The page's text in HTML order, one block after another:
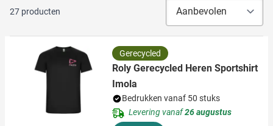
27 producten
Gerecycled
Roly Gerecycled Heren Sportshirt
Imola
Bedrukken vanaf 50 stuks
Levering vanaf26 augustus